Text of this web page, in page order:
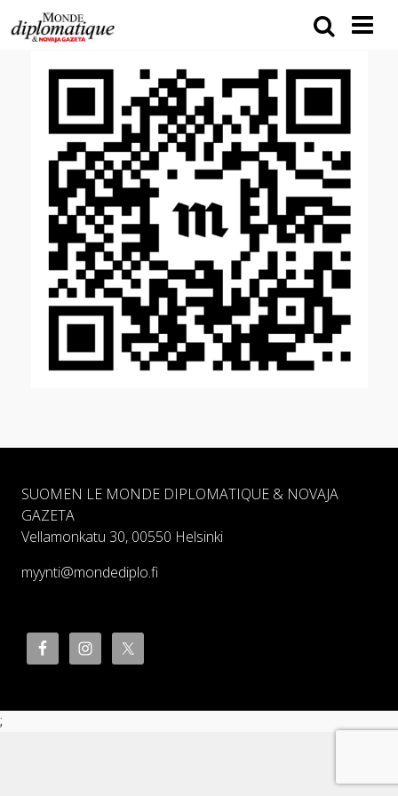
SUOMEN LE MONDE DIPLOMATIQUE & NOVAJA
GAZETA
Vellamonkatu 30, 00550 Helsinki
myynti@mondediplo.fi
;